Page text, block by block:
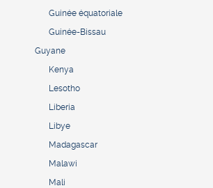
Guinée équatoriale
Guinée-Bissau
Guyane
Kenya
Lesotho
Liberia
Libye
Madagascar
Malawi
Mali